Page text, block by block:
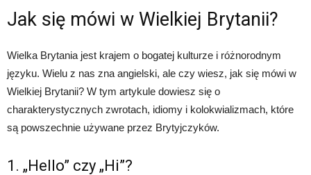
Jak się mówi w Wielkiej Brytanii?
Wielka Brytania jest krajem o bogatej kulturze i różnorodnym
języku. Wielu z nas zna angielski, ale czy wiesz, jak się mówi w
Wielkiej Brytanii? W tym artykule dowiesz się o
charakterystycznych zwrotach, idiomy i kolokwializmach, które
są powszechnie używane przez Brytyjczyków.
1. „Hello” czy „Hi”?